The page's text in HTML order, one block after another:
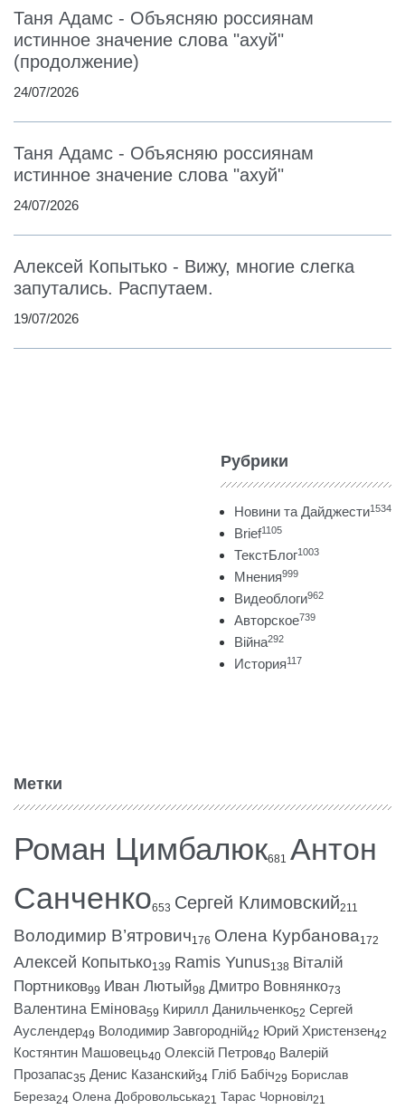
Таня Адамс - Объясняю россиянам
истинное значение слова "ахуй"
(продолжение)
24/07/2026
Таня Адамс - Объясняю россиянам
истинное значение слова "ахуй"
24/07/2026
Алексей Копытько - Вижу, многие слегка
запутались. Распутаем.
19/07/2026
Рубрики
Новини та Дайджести1534
Brief1105
ТекстБлог1003
Мнения999
Видеоблоги962
Авторское739
Війна292
История117
Метки
Роман Цимбалюк681 Антон
Санченко653 Сергей Климовский211
Володимир В’ятрович176 Олена Курбанова172
Алексей Копытько139 Ramis Yunus138 Віталій
Портников99 Иван Лютый98 Дмитро Вовнянко73
Валентина Емінова59 Кирилл Данильченко52 Сергей
Ауслендер49 Володимир Завгородній42 Юрий Христензен42
Костянтин Машовець40 Олексій Петров40 Валерій
Прозапас35 Денис Казанский34 Гліб Бабіч29 Борислав
Береза24 Олена Добровольська21 Тарас Чорновіл21